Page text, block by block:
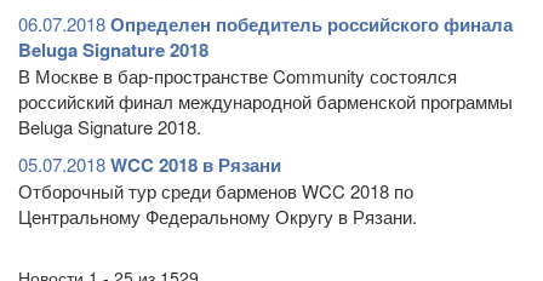
06.07.2018Определен победитель российского финала
Beluga Signature 2018
В Москве в бар-пространстве Community состоялся
российский финал международной барменской программы
Beluga Signature 2018.
05.07.2018WCC 2018 в Рязани
Отборочный тур среди барменов WCC 2018 по
Центральному Федеральному Округу в Рязани.